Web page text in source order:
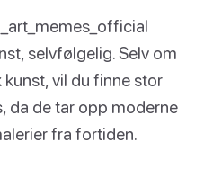
selvfølgelig. Selv om
kunst, vil du finne stor
da de tar opp moderne
fra fortiden.